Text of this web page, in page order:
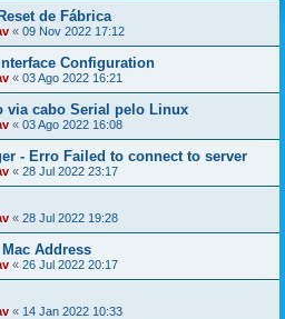
de Fábrica
« 09 Nov 2022 17:12
Configuration
« 03 Ago 2022 16:21
via cabo Serial pelo Linux
« 03 Ago 2022 16:08
- Erro Failed to connect to server
« 28 Jul 2022 23:17
« 28 Jul 2022 19:28
Address
« 26 Jul 2022 20:17
« 14 Jan 2022 10:33